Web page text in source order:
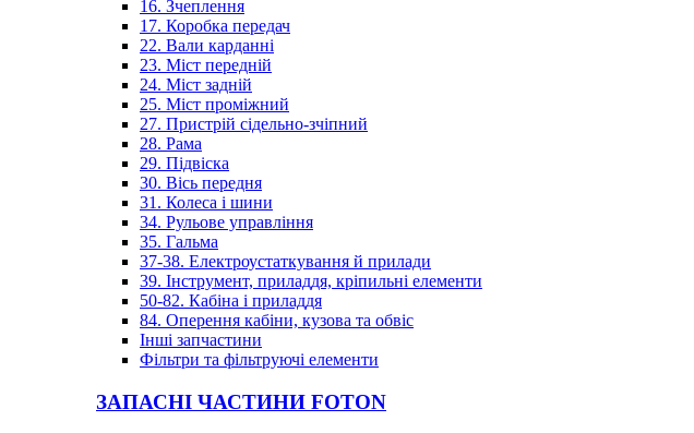
16. Зчеплення
17. Коробка передач
22. Вали карданні
23. Міст передній
24. Міст задній
25. Міст проміжний
27. Пристрій сідельно-зчіпний
28. Рама
29. Підвіска
30. Вісь передня
31. Колеса і шини
34. Рульове управління
35. Гальма
37-38. Електроустаткування й прилади
39. Інструмент, приладдя, кріпильні елементи
50-82. Кабіна і приладдя
84. Оперення кабіни, кузова та обвіс
Інші запчастини
Фільтри та фільтруючі елементи
ЗАПАСНІ ЧАСТИНИ FOTON